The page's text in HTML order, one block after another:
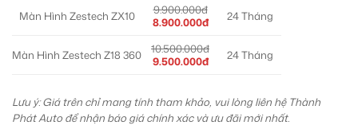
Màn Hình Zestech ZX10
9.900.000đ
8.900.000đ
24 Tháng
Màn Hình Zestech Z18 360
10.500.000đ
9.500.000đ
24 Tháng
Lưu ý: Giá trên chỉ mang tính tham khảo, vui lòng liên hệ Thành
Phát Auto để nhận báo giá chính xác và ưu đãi mới nhất.